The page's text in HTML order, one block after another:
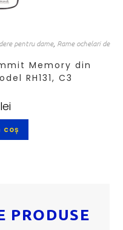
pentru dame, Rame ochelari de
Memory din
RH131, C3
lei
coș
PRODUSE